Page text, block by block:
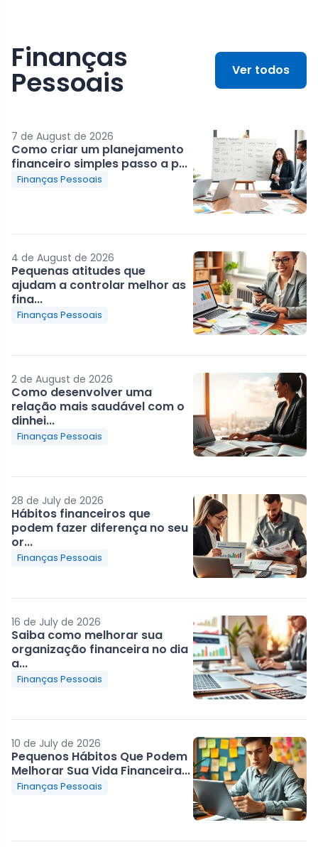
Finanças
Pessoais Ver todos
7 de August de 2026
Como criar um planejamento
financeiro simples passo a p...
Finanças Pessoais
4 de August de 2026
Pequenas atitudes que
ajudam a controlar melhor as
fina...
Finanças Pessoais
2 de August de 2026
Como desenvolver uma
relação mais saudável com o
dinhei...
Finanças Pessoais
28 de July de 2026
Hábitos financeiros que
podem fazer diferença no seu
or...
Finanças Pessoais
16 de July de 2026
Saiba como melhorar sua
organização financeira no dia
a...
Finanças Pessoais
10 de July de 2026
Pequenos Hábitos Que Podem
Melhorar Sua Vida Financeira...
Finanças Pessoais